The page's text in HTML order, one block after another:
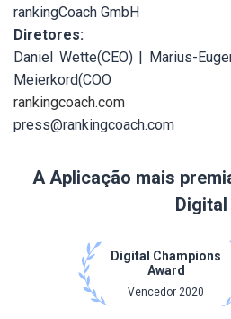
rankingCoach GmbH
Diretores:
Daniel Wette(CEO) | Marius-
Meierkord(COO
rankingcoach.com
press@rankingcoach.com
A Aplicação mais
Digital
Digital Champions
Award
Vencedor 2020